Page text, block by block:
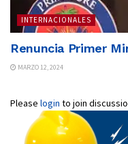
INTERNACIONALES
Renuncia Primer
MARZO 12, 2024
Please login to join